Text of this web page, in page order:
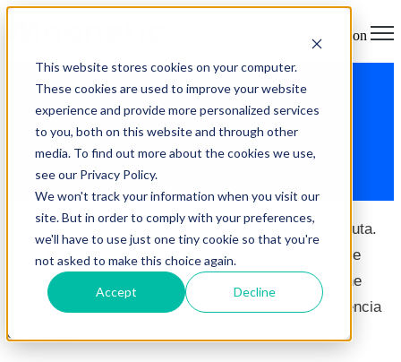
This website stores cookies on your computer.
These cookies are used to improve your website
experience and provide more personalized services
to you, both on this website and through other
media. To find out more about the cookies we use,
see our Privacy Policy.
We won't track your information when you visit our
site. But in order to comply with your preferences,
we'll have to use just one tiny cookie so that you're
not asked to make this choice again.
Accept Decline
Open main navigation
Por qué tus empleados son el
canal de marketing más
subutilizado que tienes
La mayoría de empresas tiene presupuesto para pauta.
Tiene herramientas de contenido. Tiene estrategia de
redes sociales. Tiene agencia o equipo interno. Tiene
todo lo que, en teoría, necesita para construir presencia
de marca.